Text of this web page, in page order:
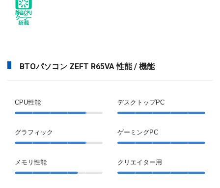
BTOパソコン ZEFT R65VA 性能 / 機能
CPU性能
グラフィック
メモリ性能
デスクトップPC
ゲーミングPC
クリエイター用